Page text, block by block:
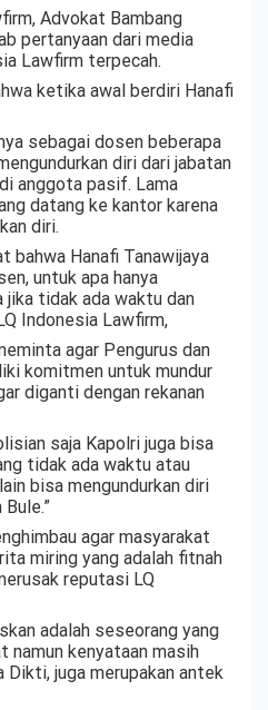
Advokat Bambang
pertanyaan dari media
Lawfirm terpecah.
ketika awal berdiri Hanafi
sebagai dosen beberapa
diri dari jabatan
anggota pasif. Lama
datang ke kantor karena
diri.
bahwa Hanafi Tanawijaya
untuk apa hanya
jika tidak ada waktu dan
Indonesia Lawfirm,
agar Pengurus dan
komitmen untuk mundur
diganti dengan rekanan
saja Kapolri juga bisa
tidak ada waktu atau
bisa mengundurkan diri
agar masyarakat
miring yang adalah fitnah
reputasi LQ
adalah seseorang yang
namun kenyataan masih
juga merupakan antek